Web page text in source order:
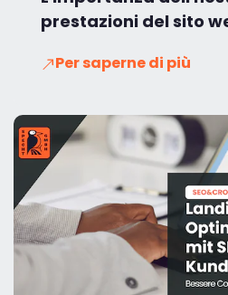
prestazioni del sito
Per saperne di più